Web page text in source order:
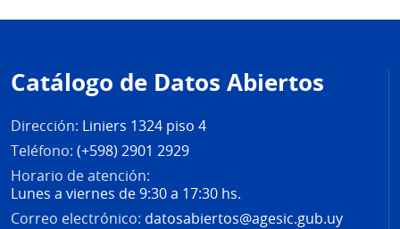
de
página
Catálogo de Datos Abiertos
Dirección: Liniers 1324 piso 4
Teléfono: (+598) 2901 2929
Horario de atención:
Lunes a viernes de 9:30 a 17:30 hs.
Correo electrónico: datosabiertos@agesic.gub.uy